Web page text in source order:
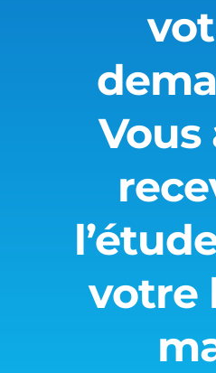
Vous
votre